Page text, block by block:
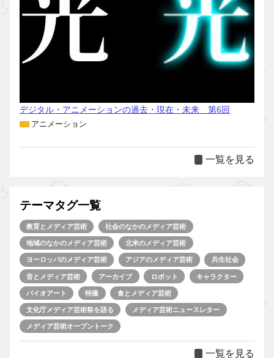
デジタル・アニメーションの過去・現在・未来 第6回
アニメーション
一覧を見る
テーマタグ一覧
教育とメディア芸術 社会のなかのメディア芸術
地域のなかのメディア芸術 北米のメディア芸術
ヨーロッパのメディア芸術 アジアのメディア芸術 共生社会
音とメディア芸術 アーカイブ ロボット キャラクター
バイオアート 特撮 食とメディア芸術
文化庁メディア芸術祭を語る メディア芸術ニュースレター
メディア芸術オープントーク
一覧を見る